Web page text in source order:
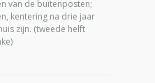
van de buitenposten;
kentering na drie jaar
zijn. (tweede helft